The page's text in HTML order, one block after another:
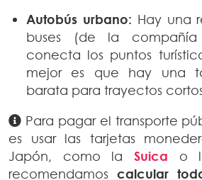
Autobús urbano: Hay una
buses (de la compañía
conecta los puntos
mejor es que hay una
barata para trayectos
Para pagar el transporte
es usar las tarjetas
Japón, como la Suica o
recomendamos calcular